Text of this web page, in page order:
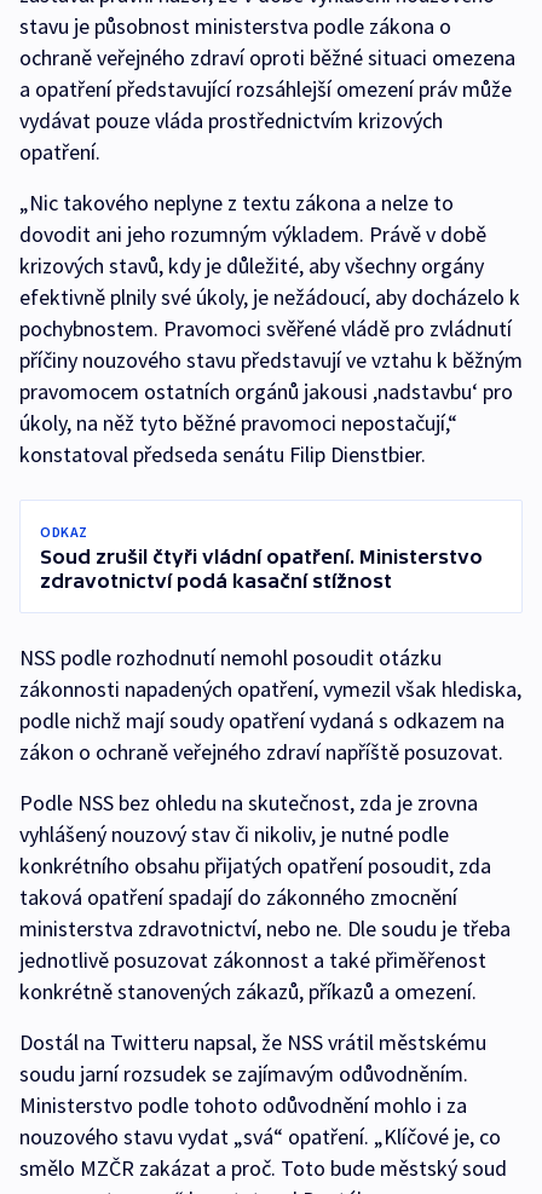
stavu je působnost ministerstva podle zákona o
ochraně veřejného zdraví oproti běžné situaci omezena
a opatření představující rozsáhlejší omezení práv může
vydávat pouze vláda prostřednictvím krizových
opatření.
„Nic takového neplyne z textu zákona a nelze to
dovodit ani jeho rozumným výkladem. Právě v době
krizových stavů, kdy je důležité, aby všechny orgány
efektivně plnily své úkoly, je nežádoucí, aby docházelo k
pochybnostem. Pravomoci svěřené vládě pro zvládnutí
příčiny nouzového stavu představují ve vztahu k běžným
pravomocem ostatních orgánů jakousi ,nadstavbu‘ pro
úkoly, na něž tyto běžné pravomoci nepostačují,“
konstatoval předseda senátu Filip Dienstbier.
ODKAZ
Soud zrušil čtyři vládní opatření. Ministerstvo
zdravotnictví podá kasační stížnost
NSS podle rozhodnutí nemohl posoudit otázku
zákonnosti napadených opatření, vymezil však hlediska,
podle nichž mají soudy opatření vydaná s odkazem na
zákon o ochraně veřejného zdraví napříště posuzovat.
Podle NSS bez ohledu na skutečnost, zda je zrovna
vyhlášený nouzový stav či nikoliv, je nutné podle
konkrétního obsahu přijatých opatření posoudit, zda
taková opatření spadají do zákonného zmocnění
ministerstva zdravotnictví, nebo ne. Dle soudu je třeba
jednotlivě posuzovat zákonnost a také přiměřenost
konkrétně stanovených zákazů, příkazů a omezení.
Dostál na Twitteru napsal, že NSS vrátil městskému
soudu jarní rozsudek se zajímavým odůvodněním.
Ministerstvo podle tohoto odůvodnění mohlo i za
nouzového stavu vydat „svá“ opatření. „Klíčové je, co
smělo MZČR zakázat a proč. Toto bude městský soud